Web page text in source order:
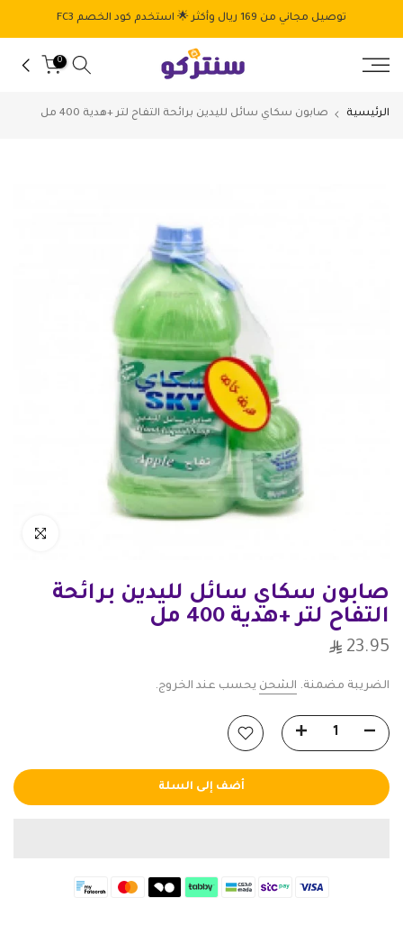
إلى
المحتوى
توصيل مجاني من 169 ريال وأكثر 🌟 استخدم كود الخصم FC3
0
الرئيسية صابون سكاي سائل لليدين برائحة التفاح لتر +هدية 400 مل
انقر للتكبير
صابون سكاي سائل لليدين برائحة
التفاح لتر +هدية 400 مل
23.95
الضريبة مضمنة. الشحن يحسب عند الخروج.
أضف إلى السلة